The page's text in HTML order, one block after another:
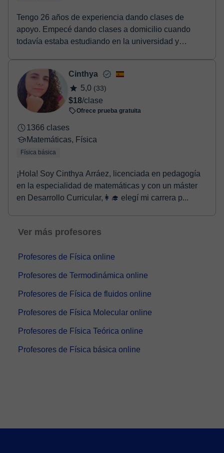
Tengo 26 años de experiencia dando clases de
apoyo. Empecé dando clases a domicilio cuando
todavía estaba estudiando en la universidad y
Cinthya
5,0 (33)
$18/clase
Ofrece prueba gratuita
1366 clases
Matemáticas, Física
Física básica
¡Hola! Soy Cinthya Arráez, licenciada en pedagogía
en la especialidad de matemáticas y con un máster
en Desarrollo Curricular,👩‍🎓 elegí mi carrera p...
Ver más profesores
Profesores de Física online
Profesores de Termodinámica online
Profesores de Física de fluidos online
Profesores de Física Molecular online
Profesores de Física Teórica online
Profesores de Física básica online